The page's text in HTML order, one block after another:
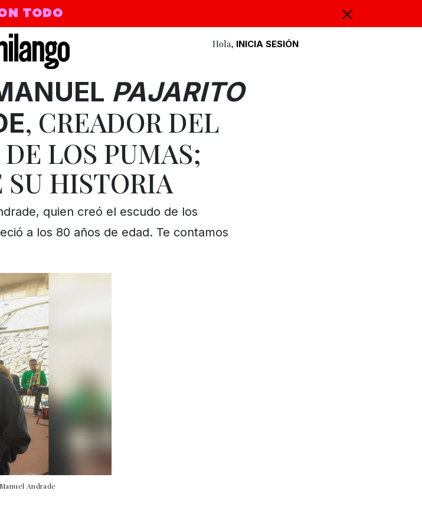
TODO
Hola, INICIA SESIÓN
PAJARITO
, CREADOR DEL
LOS PUMAS;
SU HISTORIA
quien creó el escudo de los
a los 80 años de edad. Te contamos
Andrade